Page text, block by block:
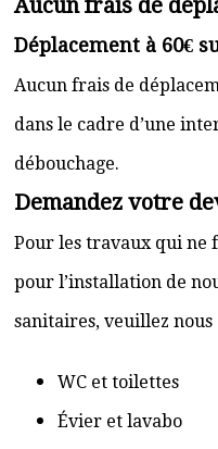
Aucun frais de
Déplacement à 60€
Aucun frais de
dans le cadre d’une
débouchage.
Demandez votre
Pour les travaux qui ne
pour l’installation de
sanitaires, veuillez nous
WC et toilettes
Évier et lavabo